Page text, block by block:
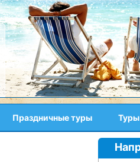
Праздничные туры Туры